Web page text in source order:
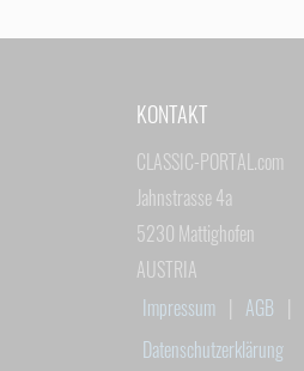
KONTAKT
CLASSIC-PORTAL.com
Jahnstrasse 4a
5230 Mattighofen
AUSTRIA
Impressum | AGB |
Datenschutzerklärung